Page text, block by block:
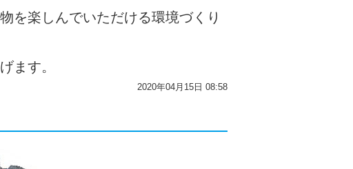
を楽しんでいただける環境づくり
ます。
2020年04月15日 08:58